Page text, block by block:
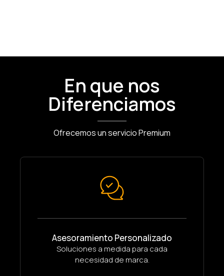
En que nos
Diferenciamos
Ofrecemos un servicio Premium
Asesoramiento Personalizado
Soluciones a medida para cada
necesidad de marca.